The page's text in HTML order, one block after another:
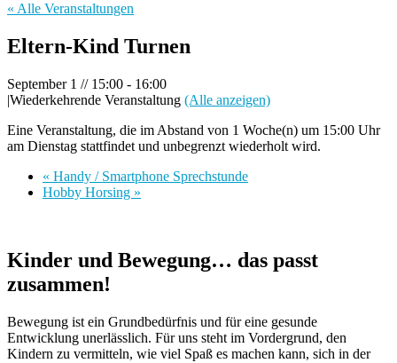
« Alle Veranstaltungen
Eltern-Kind Turnen
September 1 // 15:00 - 16:00
|Wiederkehrende Veranstaltung (Alle anzeigen)
Eine Veranstaltung, die im Abstand von 1 Woche(n) um 15:00 Uhr
am Dienstag stattfindet und unbegrenzt wiederholt wird.
« Handy / Smartphone Sprechstunde
Hobby Horsing »
Kinder und Bewegung… das passt
zusammen!
Bewegung ist ein Grundbedürfnis und für eine gesunde
Entwicklung unerlässlich. Für uns steht im Vordergrund, den
Kindern zu vermitteln, wie viel Spaß es machen kann, sich in der